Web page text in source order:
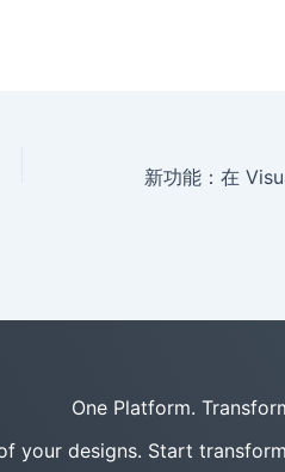
One Platform.
your designs. Start